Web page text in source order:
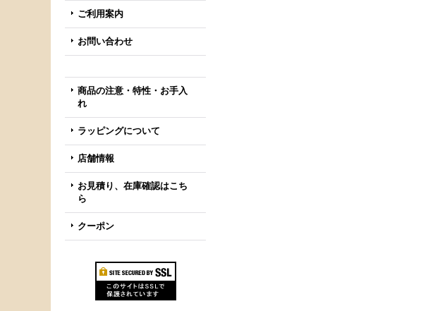
ご利用案内
お問い合わせ
商品の注意・特性・お手入
れ
ラッピングについて
店舗情報
お見積り、在庫確認はこち
ら
クーポン